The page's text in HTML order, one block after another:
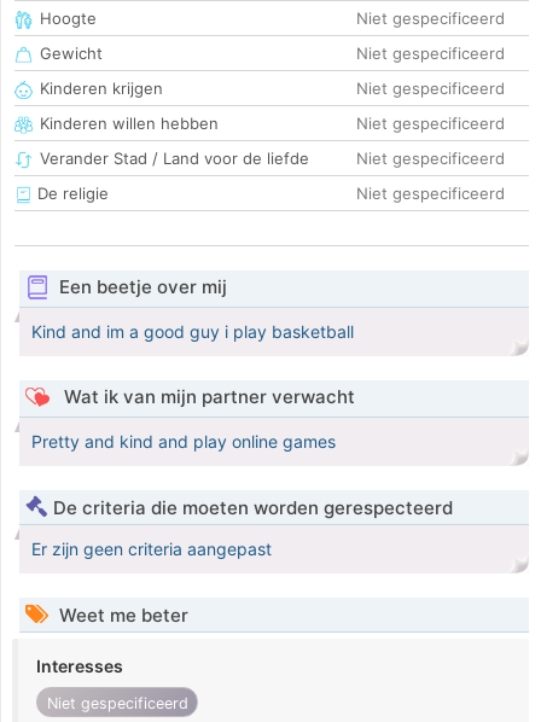
Hoogte
Niet gespecificeerd
Gewicht
Niet gespecificeerd
Kinderen krijgen
Niet gespecificeerd
Kinderen willen hebben
Niet gespecificeerd
Verander Stad / Land voor de liefde
Niet gespecificeerd
De religie
Niet gespecificeerd
Een beetje over mij
Kind and im a good guy i play basketball
Wat ik van mijn partner verwacht
Pretty and kind and play online games
De criteria die moeten worden gerespecteerd
Er zijn geen criteria aangepast
Weet me beter
Interesses
Niet gespecificeerd